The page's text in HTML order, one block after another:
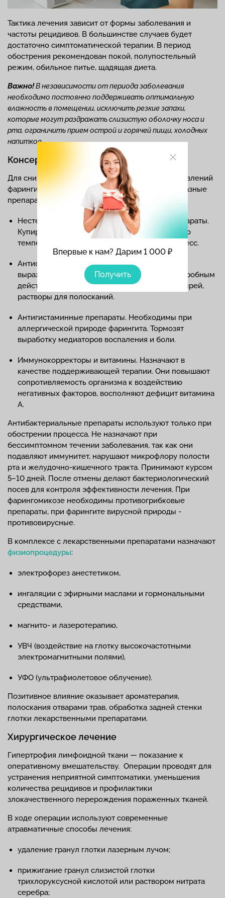
Впервые к нам? Дарим 1 000 ₽
Получить
Тактика лечения зависит от формы заболевания и
частоты рецидивов. В большинстве случаев будет
достаточно симптоматической терапии. В период
обострения рекомендован покой, полупостельный
режим, обильное питье, щадящая диета.
Важно!В независимости от периода заболевания
необходимо постоянно поддерживать оптимальную
влажность в помещении, исключить резкие запахи,
которые могут раздражать слизистую оболочку носа и
рта, ограничить прием острой и горячей пищи, холодных
напитков.
Консервативное лечение
Для снижения интенсивности клинических проявлений
фарингита и укрепления организма назначают разные
препараты:
Нестероидные противовоспалительные препараты.
Купируют болевой синдром, снижают высокую
температуру, тормозят воспалительный процесс.
Антисептические средства. Уменьшают
выраженность симптомов, обладают антимикробным
действием. Используют пастилки, леденцы, спрей,
растворы для полосканий.
Антигистаминные препараты. Необходимы при
аллергической природе фарингита. Тормозят
выработку медиаторов воспаления и боли.
Иммунокорректоры и витамины. Назначают в
качестве поддерживающей терапии. Они повышают
сопротивляемость организма к воздействию
негативных факторов, восполняют дефицит витамина
А.
Антибактериальные препараты используют только при
обострении процесса. Не назначают при
бессимптомном течении заболевания, так как они
подавляют иммунитет, нарушают микрофлору полости
рта и желудочно-кишечного тракта. Принимают курсом
5–10 дней. После отмены делают бактериологический
посев для контроля эффективности лечения. При
фарингомикозе необходимы противогрибковые
препараты, при фарингите вирусной природы -
противовирусные.
В комплексе с лекарственными препаратами назначают
физиопроцедуры:
электрофорез анестетиком,
ингаляции с эфирными маслами и гормональными
средствами,
магнито- и лазеротерапию,
УВЧ (воздействие на глотку высокочастотными
электромагнитными полями),
УФО (ультрафиолетовое облучение).
Позитивное влияние оказывает ароматерапия,
полоскания отварами трав, обработка задней стенки
глотки лекарственными препаратами.
Хирургическое лечение
Гипертрофия лимфоидной ткани — показание к
оперативному вмешательству. Операции проводят для
устранения неприятной симптоматики, уменьшения
количества рецидивов и профилактики
злокачественного перерождения пораженных тканей.
В ходе операции используют современные
атравматичные способы лечения:
удаление гранул глотки лазерным лучом;
прижигание гранул слизистой глотки
трихлоруксусной кислотой или раствором нитрата
серебра;